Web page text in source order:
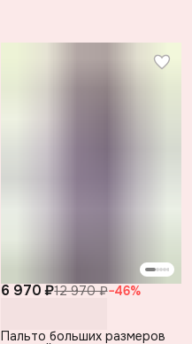
6 970 ₽12 970 ₽−46%
Пальто больших размеров